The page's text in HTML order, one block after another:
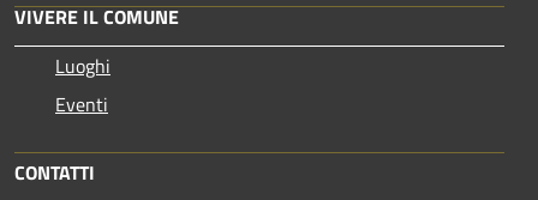
VIVERE IL COMUNE
Luoghi
Eventi
CONTATTI